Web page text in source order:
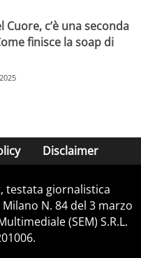
Cuore, c’è una seconda
finisce la soap di
Disclaimer
testata giornalistica
N. 84 del 3 marzo
(SEM) S.R.L.